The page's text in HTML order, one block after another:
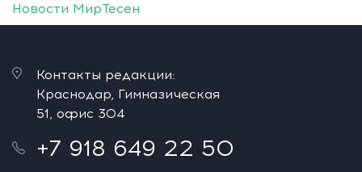
Новости МирТесен
Контакты редакции:
Краснодар, Гимназическая
51, офис 304
+7 918 649 22 50